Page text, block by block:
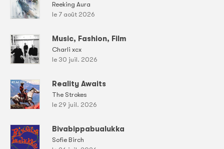
Reeking Aura
le 7 août 2026
Music, Fashion, Film
Charli xcx
le 30 juil. 2026
Reality Awaits
The Strokes
le 29 juil. 2026
Bivabippabualukka
Sofie Birch